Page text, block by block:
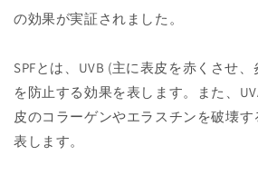
の効果が実証されました。
SPFとは、UVB (主に表皮を赤くさせ、
を防止する効果を表します。また、
皮のコラーゲンやエラスチンを破壊
表します。